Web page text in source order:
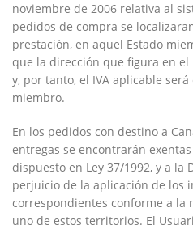
noviembre de 2006 relativa al
pedidos de compra se
prestación, en aquel Estado
que la dirección que figura en
y, por tanto, el IVA aplicable
miembro.
En los pedidos con destino a
entregas se encontrarán
dispuesto en Ley 37/1992, y a la
perjuicio de la aplicación de los
correspondientes conforme a la
uno de estos territorios. El